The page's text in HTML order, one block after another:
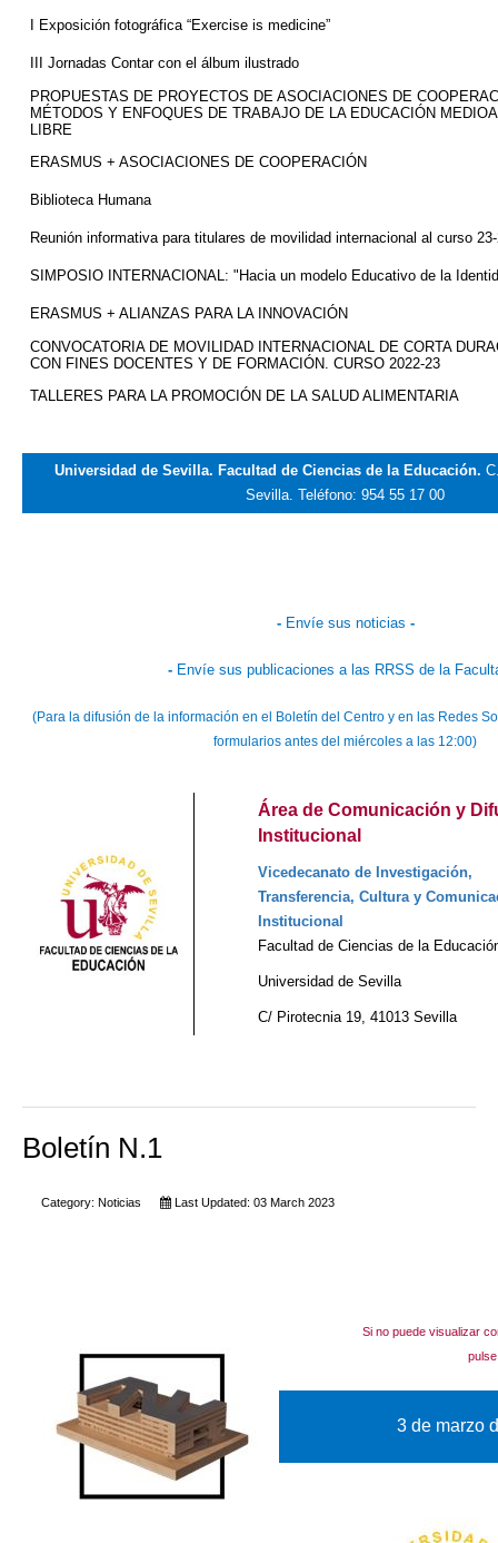
I Exposición fotográfica “Exercise is medicine”
III Jornadas Contar con el álbum ilustrado
PROPUESTAS DE PROYECTOS DE ASOCIACIONES DE
MÉTODOS Y ENFOQUES DE TRABAJO DE LA EDUCACIÓN
LIBRE
ERASMUS + ASOCIACIONES DE COOPERACIÓN
Biblioteca Humana
Reunión informativa para titulares de movilidad internacional al curso
SIMPOSIO INTERNACIONAL: "Hacia un modelo Educativo de la
ERASMUS + ALIANZAS PARA LA INNOVACIÓN
CONVOCATORIA DE MOVILIDAD INTERNACIONAL DE CORTA
CON FINES DOCENTES Y DE FORMACIÓN. CURSO 2022-23
TALLERES PARA LA PROMOCIÓN DE LA SALUD ALIMENTARIA
Universidad de Sevilla. Facultad de Ciencias de la Educación.
Sevilla. Teléfono: 954 55 17 00
- Envíe sus noticias -
- Envíe sus publicaciones a las RRSS de la
(Para la difusión de la información en el Boletín del Centro y en las Redes
formularios antes del miércoles a las 12:00)
Área de Comunicación y
Institucional
Vicedecanato de Investigación,
Transferencia, Cultura y
Institucional
Facultad de Ciencias de la
Universidad de Sevilla
C/ Pirotecnia 19, 41013 Sevilla
Boletín N.1
Category: Noticias Last Updated: 03 March 2023
Si no puede visualizar
3 de marzo